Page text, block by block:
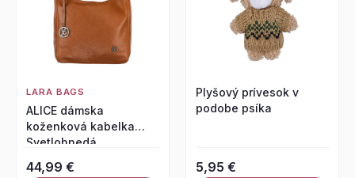
LARA BAGS
ALICE dámska
koženková kabelka
Svetlohnedá
44,99 €
Plyšový prívesok v
podobe psíka
5,95 €